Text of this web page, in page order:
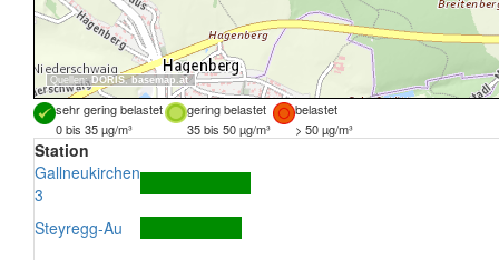
Quellen: DORIS,basemap.at
sehr gering belastet gering belastet
belastet
0 bis 35 µg/m³
35 bis 50 µg/m³ > 50 µg/m³
Station
Gallneukirchen
3
Steyregg-Au